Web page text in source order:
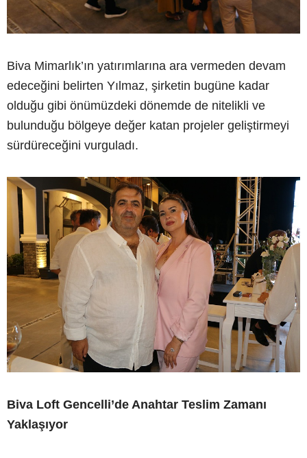
Biva Mimarlık’ın yatırımlarına ara vermeden devam
edeceğini belirten Yılmaz, şirketin bugüne kadar
olduğu gibi önümüzdeki dönemde de nitelikli ve
bulunduğu bölgeye değer katan projeler geliştirmeyi
sürdüreceğini vurguladı.
Biva Loft Gencelli’de Anahtar Teslim Zamanı
Yaklaşıyor